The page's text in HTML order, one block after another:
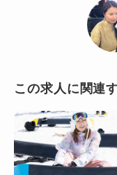
この求人に関連